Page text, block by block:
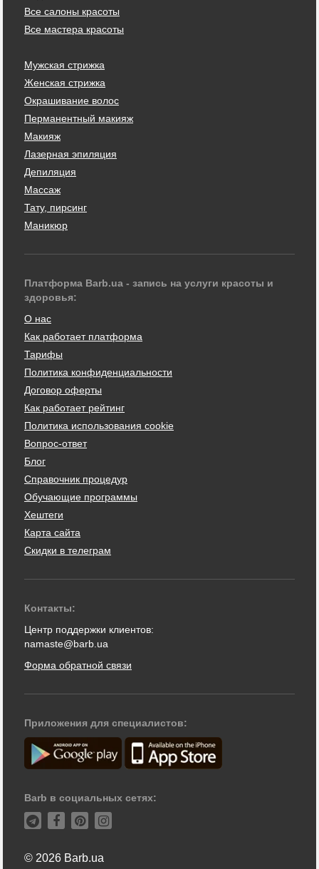
Все салоны красоты
Все мастера красоты
Мужская стрижка
Женская стрижка
Окрашивание волос
Перманентный макияж
Макияж
Лазерная эпиляция
Депиляция
Массаж
Тату, пирсинг
Маникюр
Платформа Barb.ua - запись на услуги красоты и
здоровья:
О нас
Как работает платформа
Тарифы
Политика конфиденциальности
Договор оферты
Как работает рейтинг
Политика использования cookie
Вопрос-ответ
Блог
Справочник процедур
Обучающие программы
Хештеги
Карта сайта
Скидки в телеграм
Контакты:
Центр поддержки клиентов:
namaste@barb.ua
Форма обратной связи
Приложения для специалистов:
Barb в социальных сетях:
© 2026 Barb.ua